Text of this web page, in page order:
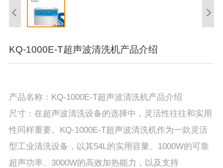
KQ-1000E-T超声波清洗机产品介绍
产品名称：KQ-1000E-T超声波清洗机产品介绍
尺寸：在超声波清洗设备的选择中，灵活性往往和实用
性同样重要。KQ-1000E-T超声波清洗机作为一款灵活
型工业清洗设备，以其54L的实用容量、1000W的可靠
超声功率、3000W的高效加热能力，以及支持